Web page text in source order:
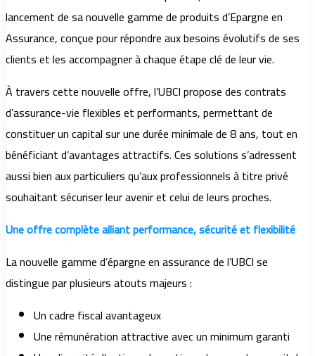
lancement de sa nouvelle gamme de produits d’Epargne en
Assurance, conçue pour répondre aux besoins évolutifs de ses
clients et les accompagner à chaque étape clé de leur vie.
À travers cette nouvelle offre, l’UBCI propose des contrats
d’assurance-vie flexibles et performants, permettant de
constituer un capital sur une durée minimale de 8 ans, tout en
bénéficiant d’avantages attractifs. Ces solutions s’adressent
aussi bien aux particuliers qu’aux professionnels à titre privé
souhaitant sécuriser leur avenir et celui de leurs proches.
Une offre complète alliant performance, sécurité et flexibilité
La nouvelle gamme d’épargne en assurance de l’UBCI se
distingue par plusieurs atouts majeurs :
Un cadre fiscal avantageux
Une rémunération attractive avec un minimum garanti